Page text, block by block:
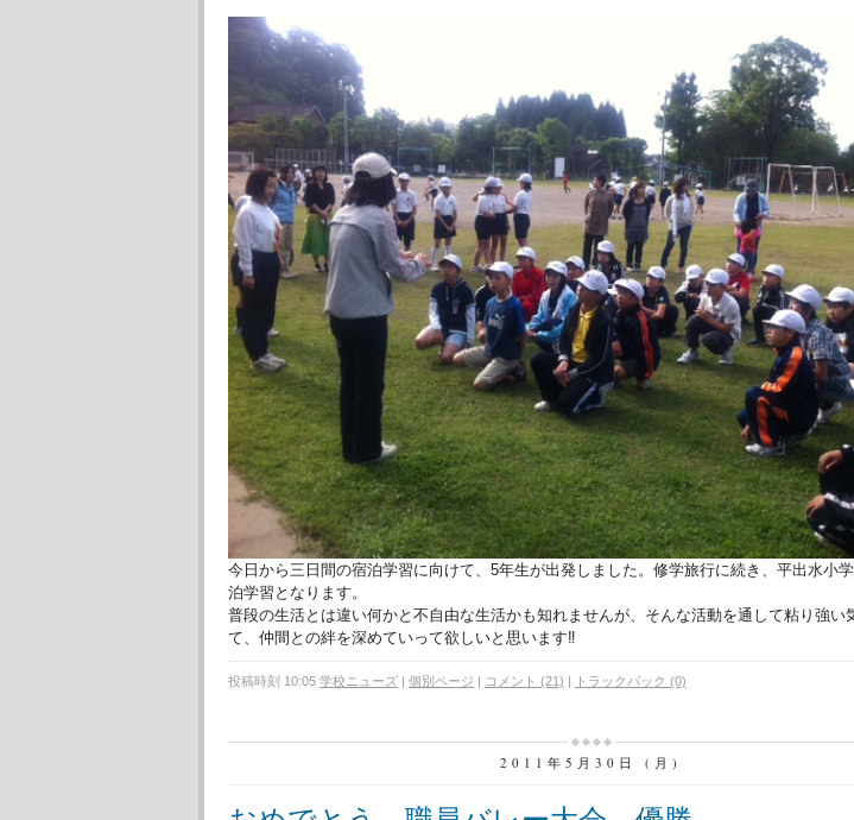
今日から三日間の宿泊学習に向けて、5年生が出発しました。修学旅行に続き、平出水小
泊学習となります。
普段の生活とは違い何かと不自由な生活かも知れませんが、そんな活動を通して粘り強い
て、仲間との絆を深めていって欲しいと思います‼
投稿時刻 10:05 学校ニューズ | 個別ページ | コメント (21) | トラックバック (0)
2011年5月30日 (月)